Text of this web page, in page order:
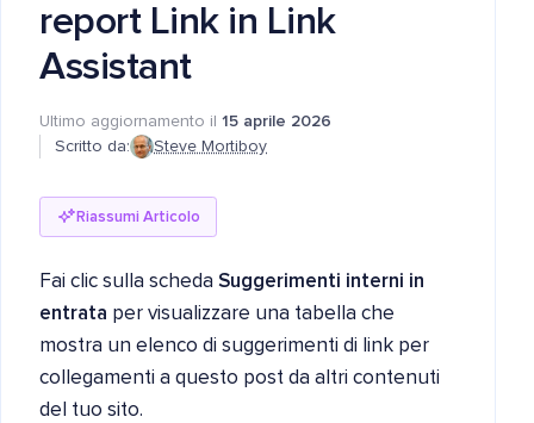
report Link in Link
Assistant
Ultimo aggiornamento il 15 aprile 2026
Scritto da:
Steve Mortiboy
Riassumi Articolo
Fai clic sulla scheda Suggerimenti interni in
entrata per visualizzare una tabella che
mostra un elenco di suggerimenti di link per
collegamenti a questo post da altri contenuti
del tuo sito.